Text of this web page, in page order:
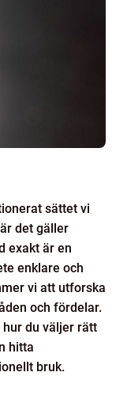
sättet vi
det gäller
exakt är en
enklare och
vi att utforska
och fördelar.
du väljer rätt
hitta
bruk.